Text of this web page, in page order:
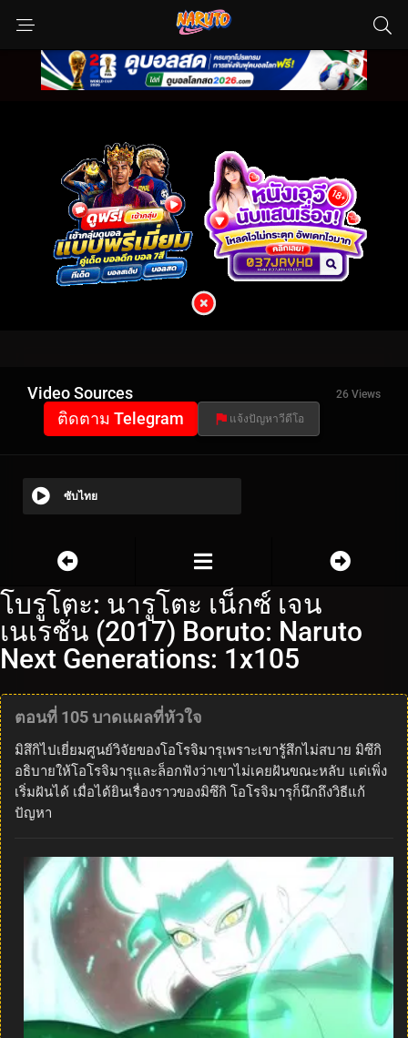
Video Sources 26 Views
ติดตาม Telegram แจ้งปัญหาวีดีโอ
ซับไทย
โบรูโตะ: นารูโตะ เน็กซ์ เจน
เนเรชั่น (2017) Boruto: Naruto
Next Generations: 1x105
ตอนที่ 105 บาดแผลที่หัวใจ
มิสึกิไปเยี่ยมศูนย์วิจัยของโอโรจิมารุเพราะเขารู้สึกไม่สบาย มิซึกิ
อธิบายให้โอโรจิมารุและล็อกฟังว่าเขาไม่เคยฝันขณะหลับ แต่เพิ่ง
เริ่มฝันได้ เมื่อได้ยินเรื่องราวของมิซึกิ โอโรจิมารุก็นึกถึงวิธีแก้
ปัญหา